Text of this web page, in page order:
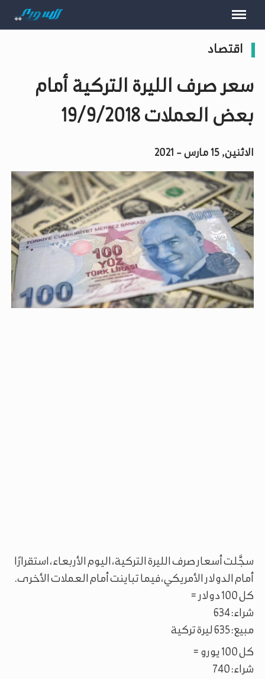
اقتصاد
سعر صرف الليرة التركية أمام
بعض العملات 19/9/2018
الاثنين, 15 مارس - 2021
سجَّلت أسعار صرف الليرة التركية، اليوم الأربعاء، استقرارًا
أمام الدولار الأمريكي، فيما تباينت أمام العملات الأخرى.
كل 100 دولار =
شراء: 634
مبيع: 635 ليرة تركية
كل 100 يورو =
شراء: 740